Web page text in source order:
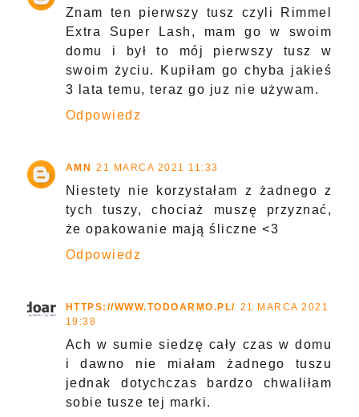
Znam ten pierwszy tusz czyli Rimmel
Extra Super Lash, mam go w swoim
domu i był to mój pierwszy tusz w
swoim życiu. Kupiłam go chyba jakieś
3 lata temu, teraz go juz nie używam.
Odpowiedz
AMN 21 MARCA 2021 11:33
Niestety nie korzystałam z żadnego z
tych tuszy, chociaż muszę przyznać,
że opakowanie mają śliczne <3
Odpowiedz
HTTPS://WWW.TODOARMO.PL/ 21 MARCA 2021
19:38
Ach w sumie siedzę cały czas w domu
i dawno nie miałam żadnego tuszu
jednak dotychczas bardzo chwaliłam
sobie tusze tej marki.